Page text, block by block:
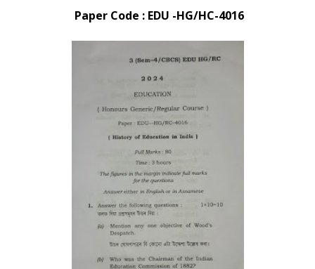
Paper Code : EDU -HG/HC-4016